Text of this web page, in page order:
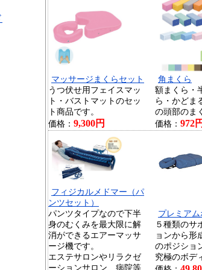
マッサージまくらセット
うつ伏せ用フェイスマッ
ト・バストマットのセッ
ト商品です。
価格： 9,300円
角まくら
額まくら・
ら・かどま
の頭部のま
価格： 972円
フィジカルメドマー（パ
ンツセット）
パンツタイプなので下半
身のむくみを最大限に解
消ができるエアーマッサ
ージ機です。
エステサロンやリラクゼ
ーションサロン、病院等
プレミアム
５種類のサ
ョンから形
のポジショ
究極のボデ